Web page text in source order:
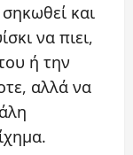
και
να πιει,
ή την
αλλά να